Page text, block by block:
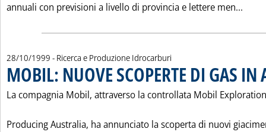
annuali con previsioni a livello di provincia e lettere men...
28/10/1999 - Ricerca e Produzione Idrocarburi
MOBIL: NUOVE SCOPERTE DI GAS IN
La compagnia Mobil, attraverso la controllata Mobil Exploration
Producing Australia, ha annunciato la scoperta di nuovi